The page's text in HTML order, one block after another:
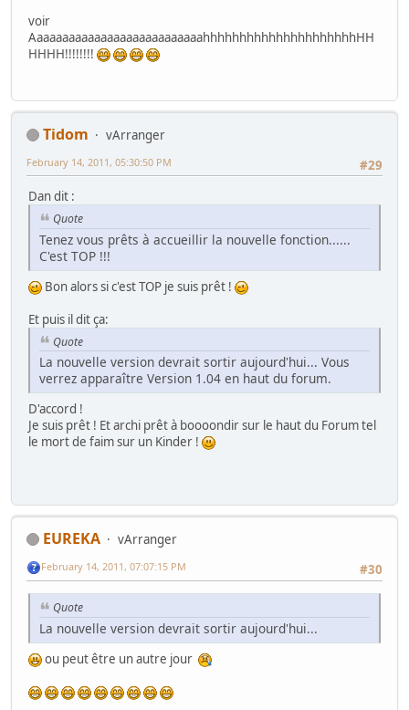
voir
AaaaaaaaaaaaaaaaaaaaaaaaaaahhhhhhhhhhhhhhhhhhhhhHH
HHHH!!!!!!!!
Tidom
vArranger
#29
February 14, 2011, 05:30:50 PM
Dan dit :
Quote
Tenez vous prêts à accueillir la nouvelle fonction......
C'est TOP !!!
Bon alors si c'est TOP je suis prêt !
Et puis il dit ça:
Quote
La nouvelle version devrait sortir aujourd'hui... Vous
verrez apparaître Version 1.04 en haut du forum.
D'accord !
Je suis prêt ! Et archi prêt à boooondir sur le haut du Forum tel
le mort de faim sur un Kinder !
EUREKA
vArranger
#30
February 14, 2011, 07:07:15 PM
Quote
La nouvelle version devrait sortir aujourd'hui...
ou peut être un autre jour